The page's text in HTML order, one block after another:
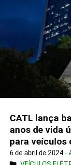
CATL lança
anos de vida
para veículos
6 de abril de 2024 -